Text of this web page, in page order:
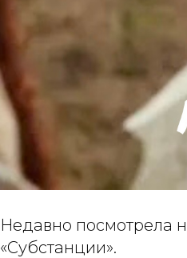
Недавно посмотрела
«Субстанции».